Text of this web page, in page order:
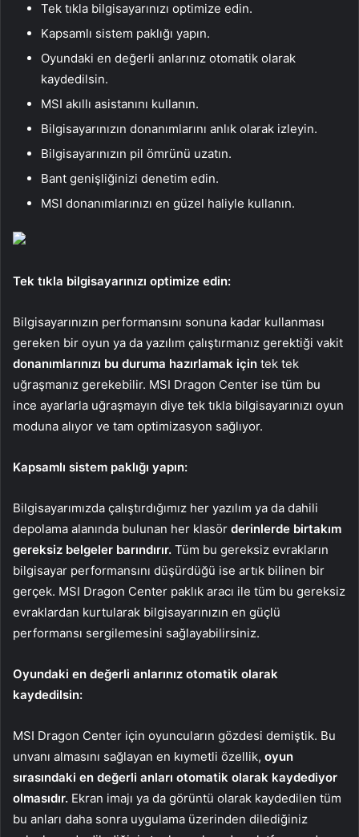
Tek tıkla bilgisayarınızı optimize edin.
Kapsamlı sistem paklığı yapın.
Oyundaki en değerli anlarınız otomatik olarak
kaydedilsin.
MSI akıllı asistanını kullanın.
Bilgisayarınızın donanımlarını anlık olarak izleyin.
Bilgisayarınızın pil ömrünü uzatın.
Bant genişliğinizi denetim edin.
MSI donanımlarınızı en güzel haliyle kullanın.
Tek tıkla bilgisayarınızı optimize edin:
Bilgisayarınızın performansını sonuna kadar kullanması
gereken bir oyun ya da yazılım çalıştırmanız gerektiği vakit
donanımlarınızı bu duruma hazırlamak için tek tek
uğraşmanız gerekebilir. MSI Dragon Center ise tüm bu
ince ayarlarla uğraşmayın diye tek tıkla bilgisayarınızı oyun
moduna alıyor ve tam optimizasyon sağlıyor.
Kapsamlı sistem paklığı yapın:
Bilgisayarımızda çalıştırdığımız her yazılım ya da dahili
depolama alanında bulunan her klasör derinlerde birtakım
gereksiz belgeler barındırır. Tüm bu gereksiz evrakların
bilgisayar performansını düşürdüğü ise artık bilinen bir
gerçek. MSI Dragon Center paklık aracı ile tüm bu gereksiz
evraklardan kurtularak bilgisayarınızın en güçlü
performansı sergilemesini sağlayabilirsiniz.
Oyundaki en değerli anlarınız otomatik olarak
kaydedilsin:
MSI Dragon Center için oyuncuların gözdesi demiştik. Bu
unvanı almasını sağlayan en kıymetli özellik, oyun
sırasındaki en değerli anları otomatik olarak kaydediyor
olmasıdır. Ekran imajı ya da görüntü olarak kaydedilen tüm
bu anları daha sonra uygulama üzerinden dilediğiniz